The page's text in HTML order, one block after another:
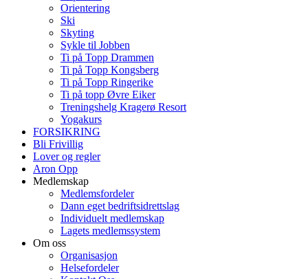
Orientering
Ski
Skyting
Sykle til Jobben
Ti på Topp Drammen
Ti på Topp Kongsberg
Ti på Topp Ringerike
Ti på topp Øvre Eiker
Treningshelg Kragerø Resort
Yogakurs
FORSIKRING
Bli Frivillig
Lover og regler
Aron Opp
Medlemskap
Medlemsfordeler
Dann eget bedriftsidrettslag
Individuelt medlemskap
Lagets medlemssystem
Om oss
Organisasjon
Helsefordeler